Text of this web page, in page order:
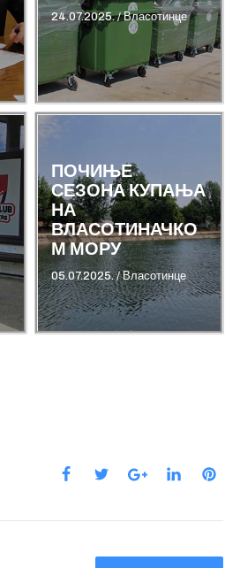
24.07.2025./Власотинце
ПОЧИЊЕ
СЕЗОНА КУПАЊА
НА
ВЛАСОТИНАЧКО
М МОРУ
05.07.2025./Власотинце